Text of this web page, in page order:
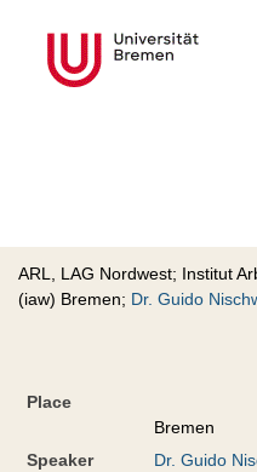
ARL, LAG Nordwest; Institut
(iaw) Bremen; Dr. Guido
Place
Bremen
Speaker
Dr. Guido